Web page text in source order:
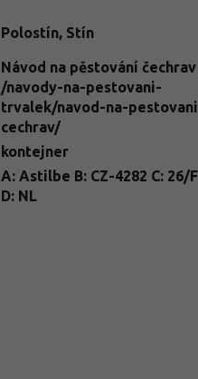
Polostín, Stín
Návod na pěstování
/navody-na-pestovani-
trvalek/navod-na-
cechrav/
kontejner
A: Astilbe B: CZ-4282 C: 26/
D: NL